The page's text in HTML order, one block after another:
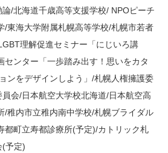
/北海道千歳高等支援学校/ NPOピーチ
/東海大学附属札幌高等学校/札幌市若者
理解促進セミナー「にじいろ講
センター「一歩踏み出す！思いをカタ
ンをデザインしよう」/札幌人権擁護委
会/日本航空大学校北海道/日本航空高
/稚内市立稚内南中学校/札幌ブライダル
都町立寿都診療所(予定)/カトリック札
(予定)